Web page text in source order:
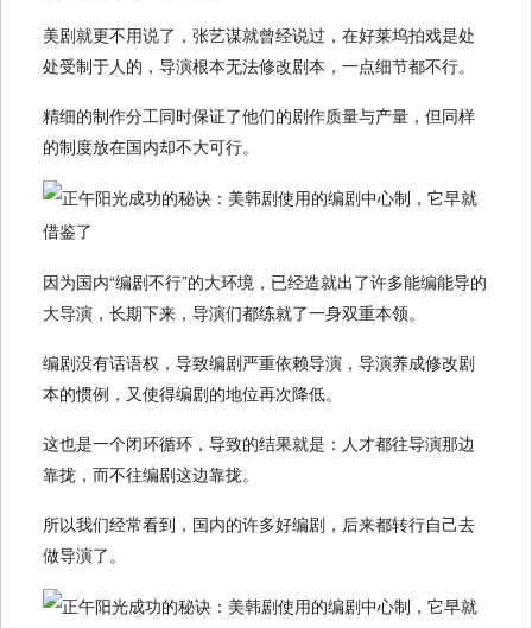
美剧就更不用说了，张艺谋就曾经说过，在好莱坞拍戏是处
处受制于人的，导演根本无法修改剧本，一点细节都不行。
精细的制作分工同时保证了他们的剧作质量与产量，但同样
的制度放在国内却不大可行。
因为国内“编剧不行”的大环境，已经造就出了许多能编能导的
大导演，长期下来，导演们都练就了一身双重本领。
编剧没有话语权，导致编剧严重依赖导演，导演养成修改剧
本的惯例，又使得编剧的地位再次降低。
这也是一个闭环循环，导致的结果就是：人才都往导演那边
靠拢，而不往编剧这边靠拢。
所以我们经常看到，国内的许多好编剧，后来都转行自己去
做导演了。